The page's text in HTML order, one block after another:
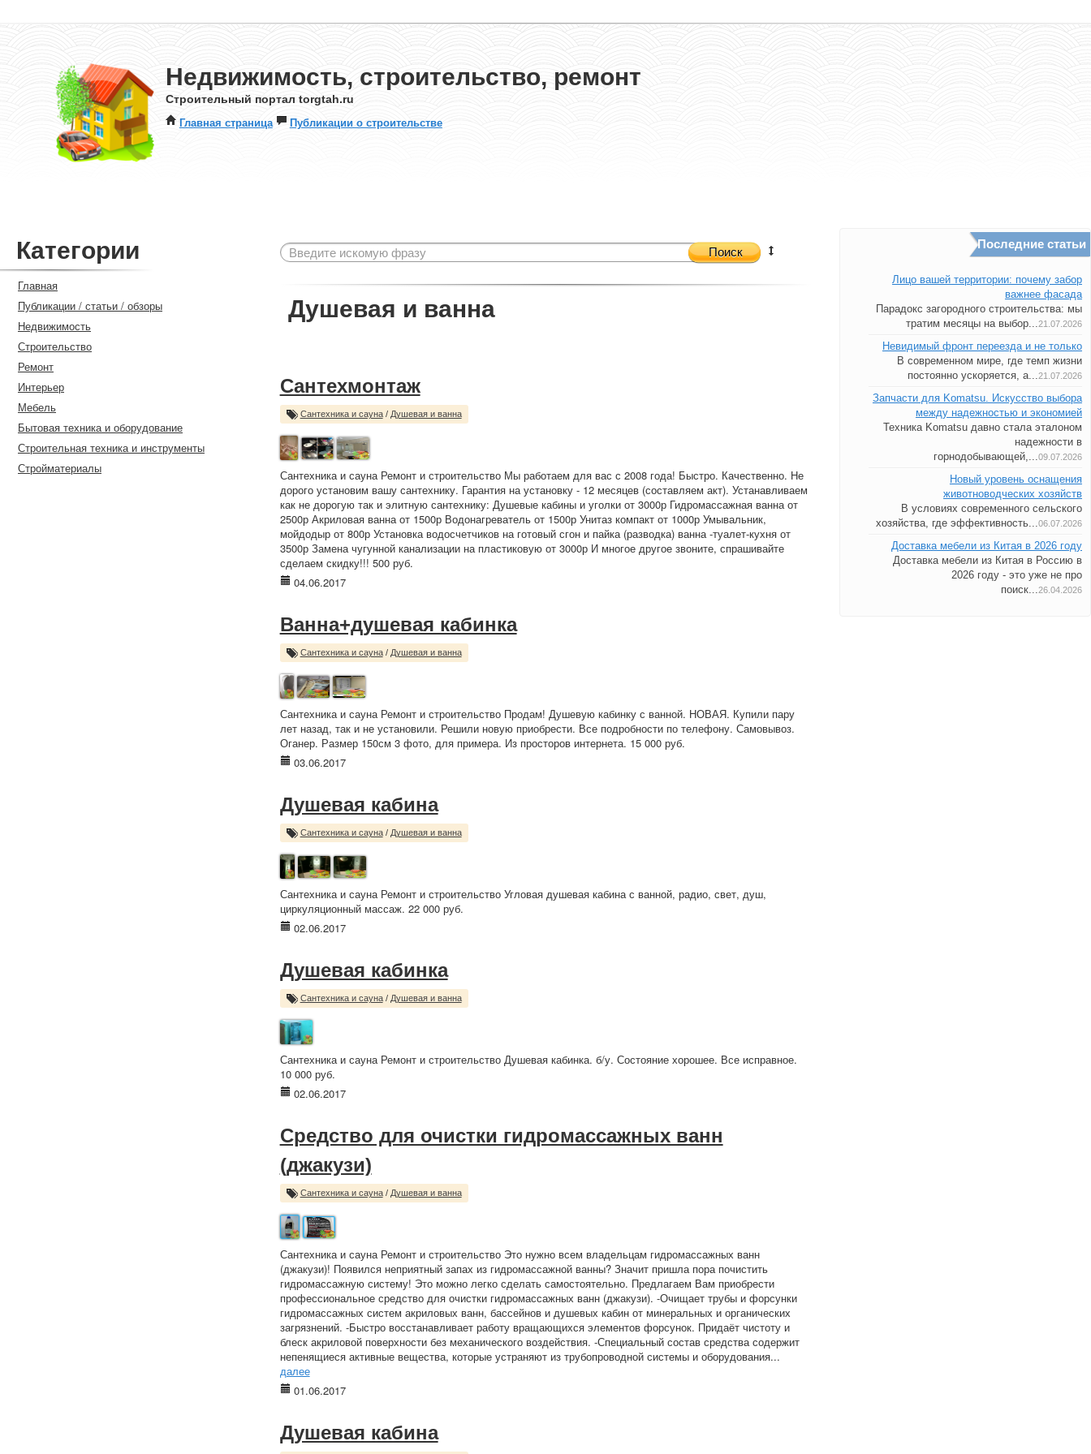
Недвижимость, строительство, ремонт
Строительный портал torgtah.ru
Главная страница Публикации о строительстве
Категории
Главная
Публикации / статьи / обзоры
Недвижимость
Строительство
Ремонт
Интерьер
Мебель
Бытовая техника и оборудование
Строительная техника и инструменты
Стройматериалы
Поиск
Душевая и ванна
Сантехмонтаж
Сантехника и сауна/ Душевая и ванна
Сантехника и сауна Ремонт и строительство Мы работаем для вас с 2008 года! Быстро. Качественно. Не
дорого установим вашу сантехнику. Гарантия на установку - 12 месяцев (составляем акт). Устанавливаем
как не дорогую так и элитную сантехнику: Душевые кабины и уголки от 3000р Гидромассажная ванна от
2500р Акриловая ванна от 1500р Водонагреватель от 1500р Унитаз компакт от 1000р Умывальник,
мойдодыр от 800р Установка водосчетчиков на готовый сгон и пайка (разводка) ванна -туалет-кухня от
3500р Замена чугунной канализации на пластиковую от 3000р И многое другое звоните, спрашивайте
сделаем скидку!!! 500 руб.
04.06.2017
Ванна+душевая кабинка
Сантехника и сауна/ Душевая и ванна
Сантехника и сауна Ремонт и строительство Продам! Душевую кабинку с ванной. НОВАЯ. Купили пару
лет назад, так и не установили. Решили новую приобрести. Все подробности по телефону. Самовывоз.
Оганер. Размер 150см 3 фото, для примера. Из просторов интернета. 15 000 руб.
03.06.2017
Душевая кабина
Сантехника и сауна/ Душевая и ванна
Сантехника и сауна Ремонт и строительство Угловая душевая кабина с ванной, радио, свет, душ,
циркуляционный массаж. 22 000 руб.
02.06.2017
Душевая кабинка
Сантехника и сауна/ Душевая и ванна
Сантехника и сауна Ремонт и строительство Душевая кабинка. б/у. Состояние хорошее. Все исправное.
10 000 руб.
02.06.2017
Средство для очистки гидромассажных ванн
(джакузи)
Сантехника и сауна/ Душевая и ванна
Сантехника и сауна Ремонт и строительство Это нужно всем владельцам гидромассажных ванн
(джакузи)! Появился неприятный запах из гидромассажной ванны? Значит пришла пора почистить
гидромассажную систему! Это можно легко сделать самостоятельно. Предлагаем Вам приобрести
профессиональное средство для очистки гидромассажных ванн (джакузи). -Очищает трубы и форсунки
гидромассажных систем акриловых ванн, бассейнов и душевых кабин от минеральных и органических
загрязнений. -Быстро восстанавливает работу вращающихся элементов форсунок. Придаёт чистоту и
блеск акриловой поверхности без механического воздействия. -Специальный состав средства содержит
непенящиеся активные вещества, которые устраняют из трубопроводной системы и оборудования...
далее
01.06.2017
Душевая кабина
Последние статьи
Лицо вашей территории: почему забор
важнее фасада
Парадокс загородного строительства: мы
тратим месяцы на выбор...21.07.2026
Невидимый фронт переезда и не только
В современном мире, где темп жизни
постоянно ускоряется, а...21.07.2026
Запчасти для Komatsu. Искусство выбора
между надежностью и экономией
Техника Komatsu давно стала эталоном
надежности в
горнодобывающей,...09.07.2026
Новый уровень оснащения
животноводческих хозяйств
В условиях современного сельского
хозяйства, где эффективность...06.07.2026
Доставка мебели из Китая в 2026 году
Доставка мебели из Китая в Россию в
2026 году - это уже не про
поиск...26.04.2026